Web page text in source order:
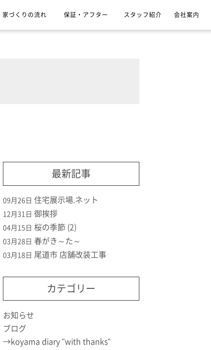
家づくりの流れ 保証・アフター スタッフ紹介 会社案内
最新記事
09月26日 住宅展示場.ネット
12月31日 御挨拶
04月15日 桜の季節 (2)
03月28日 春がき～た～
03月18日 尾道市 店舗改装工事
カテゴリー
お知らせ
ブログ
koyama diary "with thanks"